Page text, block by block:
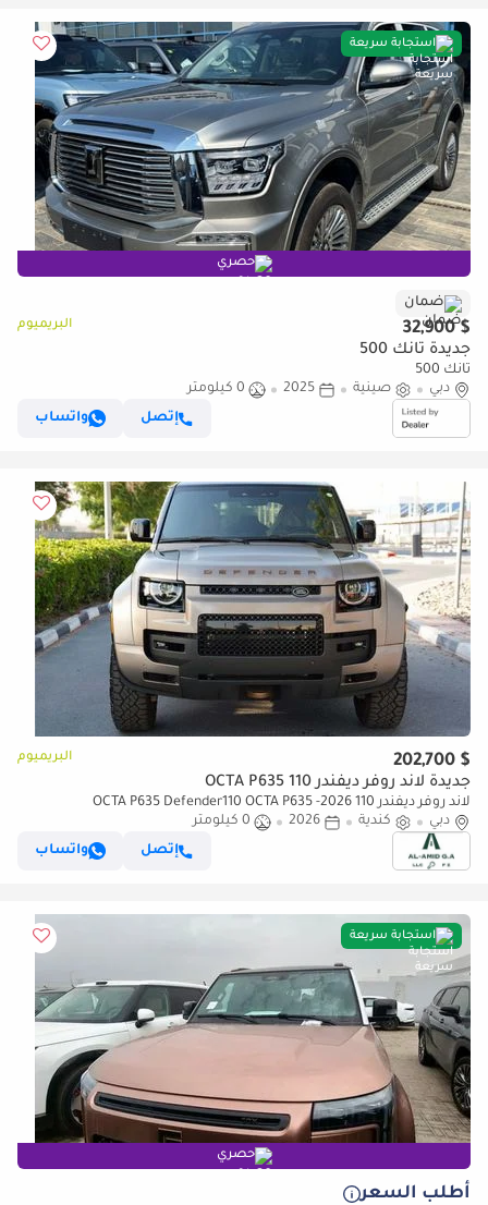
استجابة سريعة
حصري
ضمان
$ 32,900 البريميوم
جديدة تانك 500
تانك 500
دبي
صينية 2025
0 كيلومتر
إتصل
واتساب
$ 202,700 البريميوم
جديدة لاند روفر ديفندر 110 OCTA P635
لاند روفر ديفندر 110 OCTA P635 Defender110 OCTA P635 -2026
دبي
كندية 2026
0 كيلومتر
إتصل
واتساب
استجابة سريعة
حصري
أطلب السعر